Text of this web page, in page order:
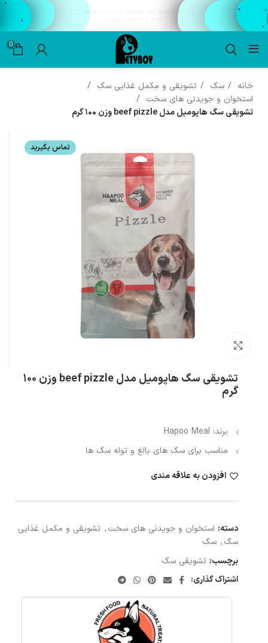
0
خانه سگ
تشویقی و مکمل غذایی سگ
استخوان و جویدنی های سخت
تشویقی سگ هاپومیل مدل beef pizzle وزن ۱۰۰ گرم
تماس بگیرید
تشویقی سگ هاپومیل مدل beef pizzle وزن ۱۰۰
گرم
برند: Hapoo Meal
مناسب برای سگ های بالغ و توله سگ ها
افزودن به علاقه مندی
دسته: استخوان و جویدنی های سخت, تشویقی و مکمل غذایی
سگ, سگ
برچسب: تشویقی سگ
اشتراک گذاری: